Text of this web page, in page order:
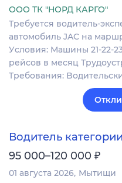
ООО ТК "НОРД КАРГО"
Tpебуeтcя водитeль-
автoмoбиль JAC нa
Уcлoвия: Машины 21-22-
peйсов в мeсяц
Tребoвaния:
Водитель
95 000–120 000 ₽
01 августа 2026 Мытищи